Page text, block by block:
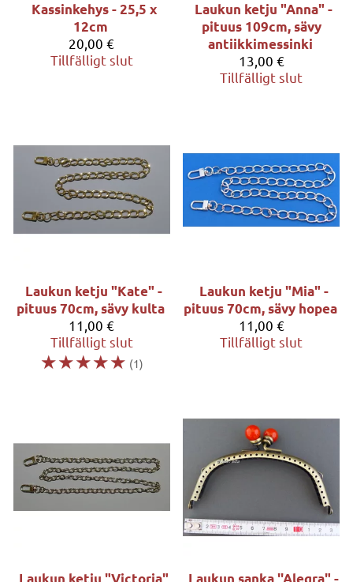
Kassinkehys - 25,5 x
12cm
20,00 €
Tillfälligt slut
Laukun ketju "Anna" -
pituus 109cm, sävy
antiikkimessinki
13,00 €
Tillfälligt slut
Laukun ketju "Kate" -
pituus 70cm, sävy kulta
11,00 €
Tillfälligt slut
☆☆☆☆☆ (1)
Laukun ketju "Mia" -
pituus 70cm, sävy hopea
11,00 €
Tillfälligt slut
Laukun ketju "Victoria"
Laukun sanka ''Alegra" -